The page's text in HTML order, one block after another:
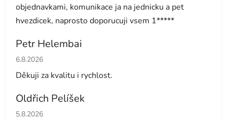
objednavkami, komunikace ja na jednicku a pet
hvezdicek, naprosto doporucuji vsem 1*****
Petr Helembai
Hodnocení obchodu je 5 z 5 hvězdiček.
6.8.2026
Děkuji za kvalitu i rychlost.
Oldřich Pelíšek
Hodnocení obchodu je 5 z 5 hvězdiček.
5.8.2026